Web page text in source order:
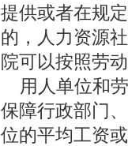
提供或者在规
的，人力资源
院可以按照劳
用人单位和
保障行政部门
位的平均工资